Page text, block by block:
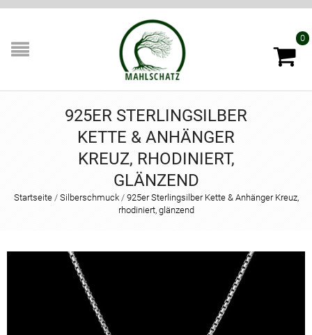
0
925ER STERLINGSILBER
KETTE & ANHÄNGER
KREUZ, RHODINIERT,
GLÄNZEND
Startseite / Silberschmuck /925er Sterlingsilber Kette & Anhänger Kreuz,
rhodiniert, glänzend